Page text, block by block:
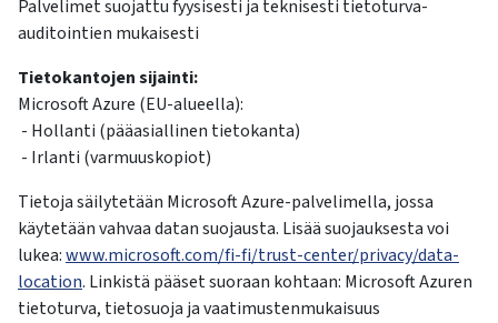
Palvelimet suojattu fyysisesti ja teknisesti tietoturva-
auditointien mukaisesti
Tietokantojen sijainti:
Microsoft Azure (EU-alueella):
- Hollanti (pääasiallinen tietokanta)
- Irlanti (varmuuskopiot)
Tietoja säilytetään Microsoft Azure-palvelimella, jossa
käytetään vahvaa datan suojausta. Lisää suojauksesta voi
lukea:www.microsoft.com/fi-fi/trust-center/privacy/data-
location. Linkistä pääset suoraan kohtaan: Microsoft Azuren
tietoturva, tietosuoja ja vaatimustenmukaisuus